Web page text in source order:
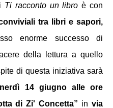
Ti racconto un libro
enorme successo di
della lettura a quello
14 giugno
alle ore
di Zi' Concetta” in via